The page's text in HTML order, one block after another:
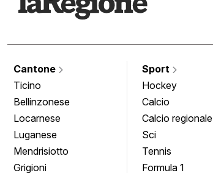
Cantone
Ticino
Bellinzonese
Locarnese
Luganese
Mendrisiotto
Grigioni
Sport
Hockey
Calcio
Calcio regionale
Sci
Tennis
Formula 1